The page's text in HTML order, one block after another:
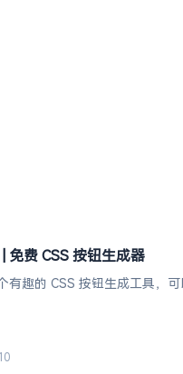
费 CSS 按钮生成器
趣的 CSS 按钮生成工具，可